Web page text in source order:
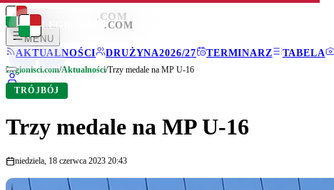
LEGIONISCI .COM
MENU
AKTUALNOŚCI
DRUŻYNA2026/27 TERMINARZ TABELA
LEGIONISCI .COM
Legionisci.com/Aktualności/Trzy medale na MP U-16
TRÓJBÓJ
Trzy medale na MP U-16
niedziela, 18 czerwca 2023 20:43